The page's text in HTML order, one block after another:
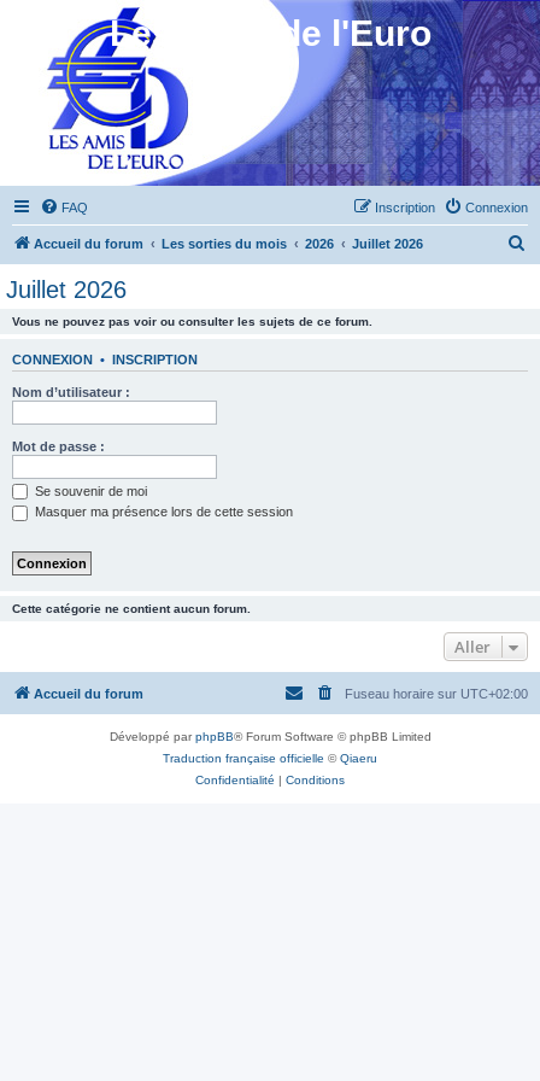
Les Amis de l'Euro
FAQ Connexion
Inscription
Accueil du forum Les sorties du mois 2026 Juillet 2026
Juillet 2026
Vous ne pouvez pas voir ou consulter les sujets de ce forum.
CONNEXION • INSCRIPTION
Nom d’utilisateur :
Mot de passe :
Se souvenir de moi
Masquer ma présence lors de cette session
Cette catégorie ne contient aucun forum.
Aller
Accueil du forum Fuseau horaire sur UTC+02:00
Développé parphpBB® Forum Software © phpBB Limited
Traduction française officielle ©Qiaeru
Confidentialité | Conditions